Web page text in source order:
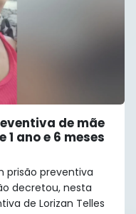
de mãe
ano e 6 meses
prisão preventiva
decretou, nesta
de Lorizan Telles